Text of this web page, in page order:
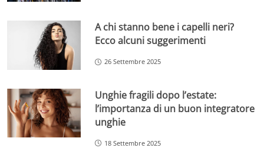
A chi stanno bene i capelli neri?
Ecco alcuni suggerimenti
26 Settembre 2025
Unghie fragili dopo l’estate:
l’importanza di un buon integratore
unghie
18 Settembre 2025